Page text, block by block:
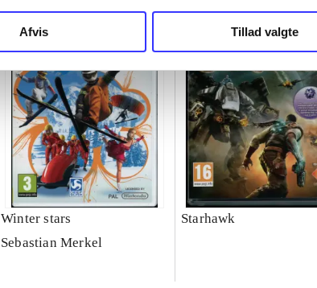
Afvis Tillad valgte
Winter stars
Sebastian Merkel
Starhawk